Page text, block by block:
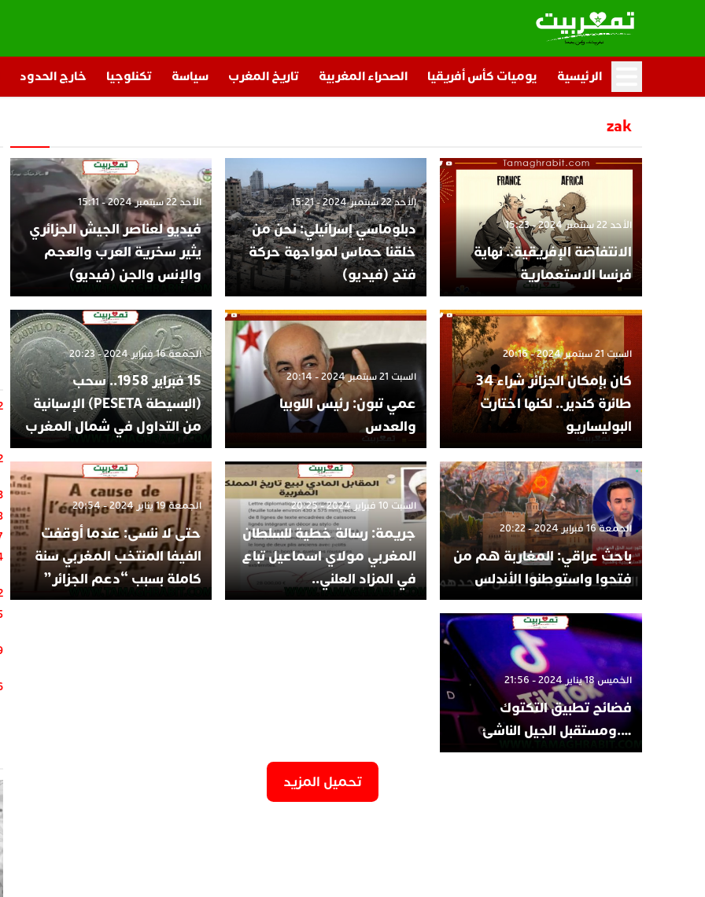
الرئيسية يوميات كأس أفريقيا الصحراء المغربية تاريخ المغرب سياسة تكنلوجيا خارج الحدود
zak
الأحد 22 سبتمبر 2024 - 15:23
الانتفاضة الإفريقية.. نهاية
فرنسا الاستعمارية
الأحد 22 سبتمبر 2024 - 15:21
دبلوماسي إسرائيلي: نحن من
خلقنا حماس لمواجهة حركة
فتح (فيديو)
الأحد 22 سبتمبر 2024 - 15:11
فيديو لعناصر الجيش الجزائري
يثير سخرية العرب والعجم
والإنس والجن (فيديو)
السبت 21 سبتمبر 2024 - 20:16
كان بإمكان الجزائر شراء 34
طائرة كندير.. لكنها اختارت
البوليساريو
السبت 21 سبتمبر 2024 - 20:14
عمي تبون: رئيس اللوبيا
والعدس
الجمعة 16 فبراير 2024 - 20:23
15 فبراير 1958.. سحب
(البسيطة PESETA) الإسبانية
من التداول في شمال المغرب
الجمعة 16 فبراير 2024 - 20:22
باحث عراقي: المغاربة هم من
فتحوا واستوطنوا الأندلس
السبت 10 فبراير 2024 - 20:25
جريمة: رسالة خطية للسلطان
المغربي مولاي اسماعيل تباع
في المزاد العلني..
الجمعة 19 يناير 2024 - 20:54
حتى لا ننسى: عندما أوقفت
الفيفا المنتخب المغربي سنة
كاملة بسبب “دعم الجزائر”
الخميس 18 يناير 2024 - 21:56
فضائح تطبيق التكتوك
….ومستقبل الجيل الناشئ
تحميل المزيد